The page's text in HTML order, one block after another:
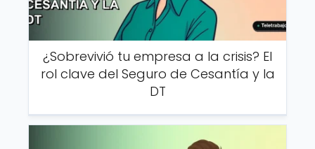
¿Sobrevivió tu empresa a la crisis? El
rol clave del Seguro de Cesantía y la
DT